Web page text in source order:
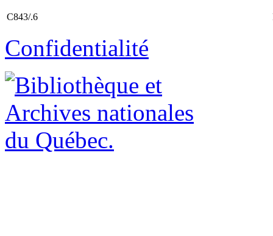
C843/.6
Confidentialité